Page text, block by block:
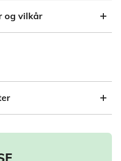
og vilkår